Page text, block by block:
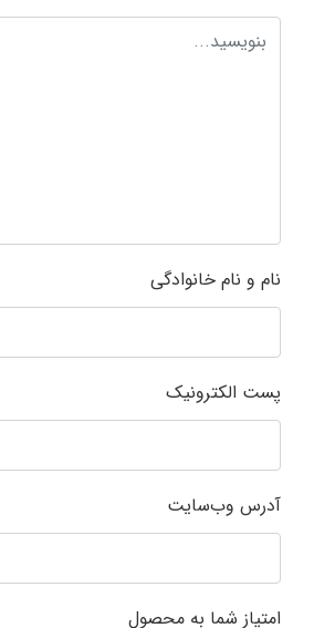
نام و نام خانوادگی
پست الکترونیک
آدرس وب‌سایت
امتیاز شما به محصول